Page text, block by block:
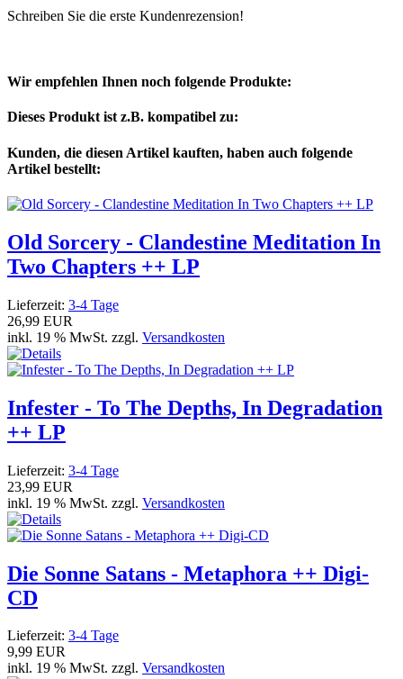
Schreiben Sie die erste Kundenrezension!
Wir empfehlen Ihnen noch folgende Produkte:
Dieses Produkt ist z.B. kompatibel zu:
Kunden, die diesen Artikel kauften, haben auch folgende
Artikel bestellt:
Old Sorcery - Clandestine Meditation In
Two Chapters ++ LP
Lieferzeit: 3-4 Tage
26,99 EUR
inkl. 19 % MwSt. zzgl. Versandkosten
Infester - To The Depths, In Degradation
++ LP
Lieferzeit: 3-4 Tage
23,99 EUR
inkl. 19 % MwSt. zzgl. Versandkosten
Die Sonne Satans - Metaphora ++ Digi-
CD
Lieferzeit: 3-4 Tage
9,99 EUR
inkl. 19 % MwSt. zzgl. Versandkosten